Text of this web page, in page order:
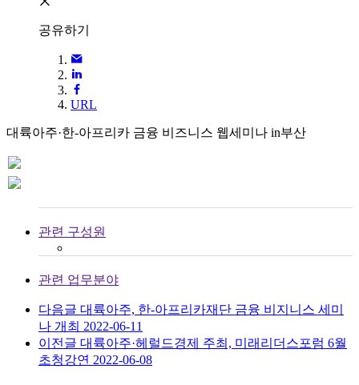
공유하기
URL
대륙아주·한-아프리카 금융 비즈니스 웹세미나 in부산
관련 구성원
관련 업무분야
다음글 대륙아주, 한-아프리카재단 금융 비지니스 세미
나 개최 2022-06-11
이전글 대륙아주·헤럴드경제 주최, 미래리더스포럼 6월
초청강연 2022-06-08